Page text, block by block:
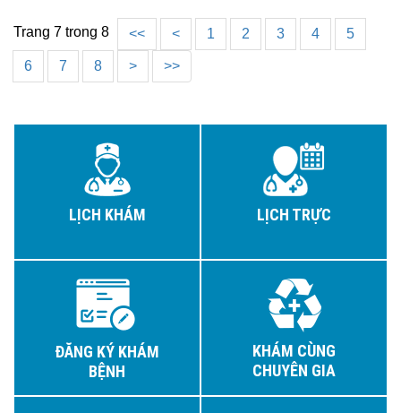
Trang 7 trong 8 << < 1 2 3 4 5
6 7 8 > >>
LỊCH KHÁM LỊCH TRỰC
ĐĂNG KÝ KHÁM
BỆNH
KHÁM CÙNG
CHUYÊN GIA